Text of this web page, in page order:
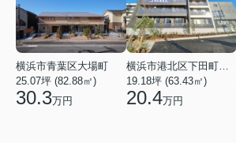
横浜市青葉区大場町
25.07坪 (82.88㎡)
30.3万円
19.18坪 (63.43㎡)
20.4万円